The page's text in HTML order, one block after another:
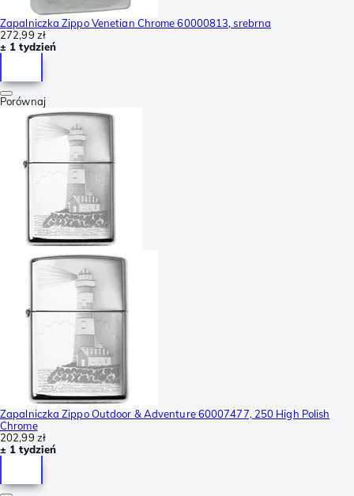
Zapalniczka Zippo Venetian Chrome 60000813, srebrna
272,99 zł
± 1 tydzień
Porównaj
Zapalniczka Zippo Outdoor & Adventure 60007477, 250 High Polish
Chrome
202,99 zł
± 1 tydzień